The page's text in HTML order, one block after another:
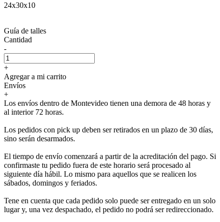
24x30x10
Guía de talles
Cantidad
-
+
Agregar a mi carrito
Envíos
+
Los envíos dentro de Montevideo tienen una demora de 48 horas y
al interior 72 horas.
Los pedidos con pick up deben ser retirados en un plazo de 30 días,
sino serán desarmados.
El tiempo de envío comenzará a partir de la acreditación del pago. Si
confirmaste tu pedido fuera de este horario será procesado al
siguiente día hábil. Lo mismo para aquellos que se realicen los
sábados, domingos y feriados.
Tene en cuenta que cada pedido solo puede ser entregado en un solo
lugar y, una vez despachado, el pedido no podrá ser redireccionado.